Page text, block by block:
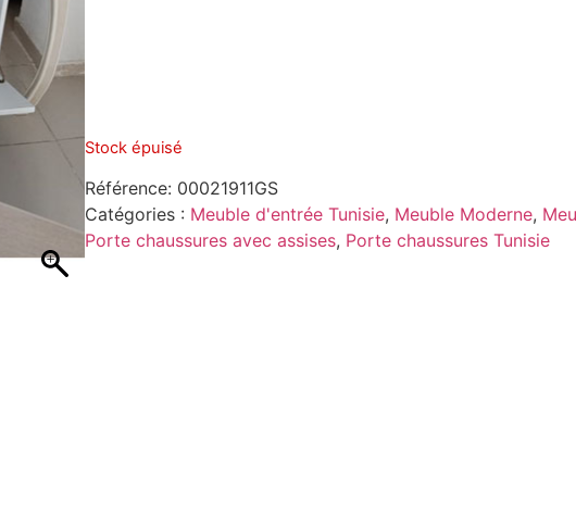
Stock épuisé
Référence: 00021911GS
Catégories : Meuble d'entrée Tunisie, Meuble Moderne,
Porte chaussures avec assises, Porte chaussures Tunisie